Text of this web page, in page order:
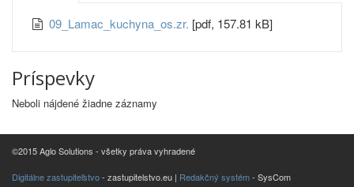
09_Lamac_kuchyna_os.zr. [pdf, 157.81 kB]
Príspevky
Neboli nájdené žiadne záznamy
©2015 Aglo Solutions - všetky práva vyhradené
Digitálne zastupiteľstvo- zastupitelstvo.eu | Redakčný systém- SysCom